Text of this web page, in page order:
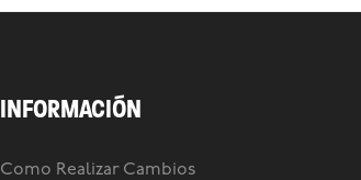
INFORMACIÓN
Como Realizar Cambios